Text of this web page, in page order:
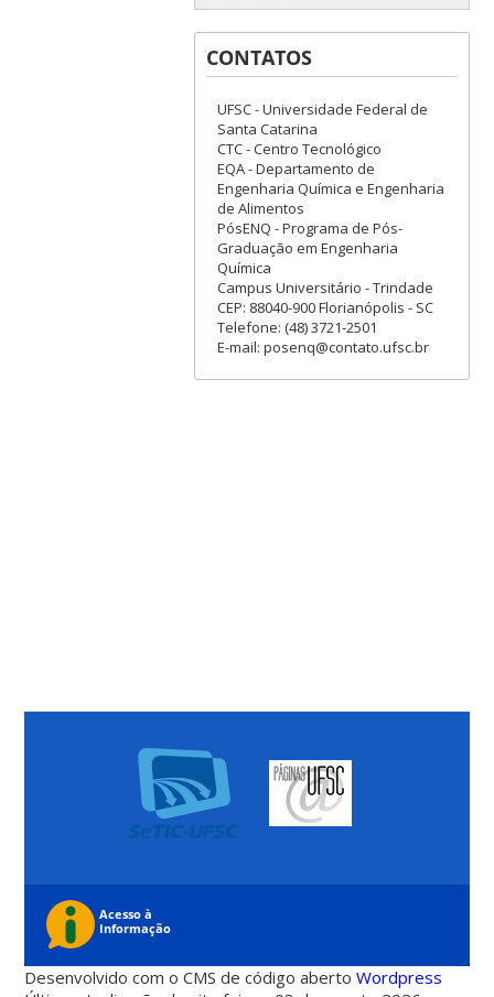
CONTATOS
UFSC - Universidade Federal de
Santa Catarina
CTC - Centro Tecnológico
EQA - Departamento de
Engenharia Química e Engenharia
de Alimentos
PósENQ - Programa de Pós-
Graduação em Engenharia
Química
Campus Universitário - Trindade
CEP: 88040-900 Florianópolis - SC
Telefone: (48) 3721-2501
E-mail: posenq@contato.ufsc.br
Desenvolvido com o CMS de código abertoWordpress